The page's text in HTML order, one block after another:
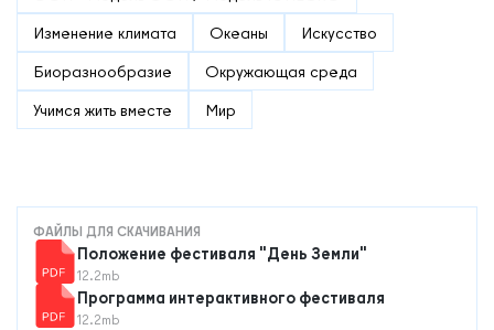
Изменение климата
Океаны
Искусство
Биоразнообразие
Окружающая среда
Учимся жить вместе
Мир
ФАЙЛЫ ДЛЯ СКАЧИВАНИЯ
Положение фестиваля "День Земли"
12.2mb
Программа интерактивного фестиваля
12.2mb